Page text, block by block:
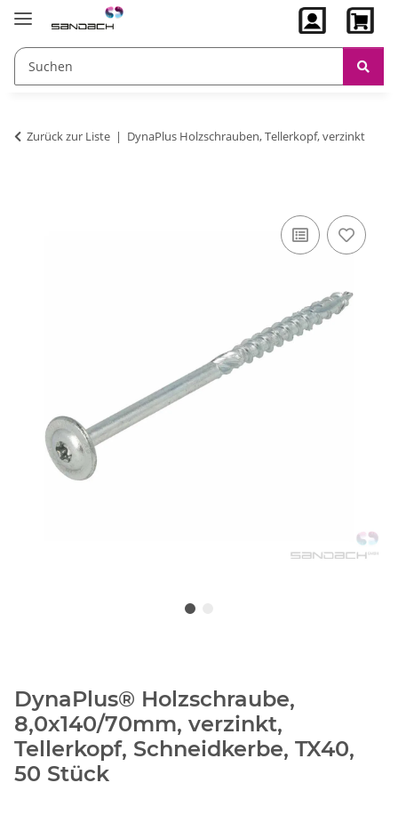
Zurück zur Liste DynaPlus Holzschrauben, Tellerkopf, verzinkt
DynaPlus® Holzschraube,
8,0x140/70mm, verzinkt,
Tellerkopf, Schneidkerbe, TX40,
50 Stück